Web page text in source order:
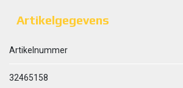
Artikelgegevens
Artikelnummer
32465158